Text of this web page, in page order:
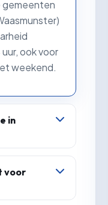
gemeenten
ook voor
weekend.
in
waterlekken
onnodig
lek meteen
voor